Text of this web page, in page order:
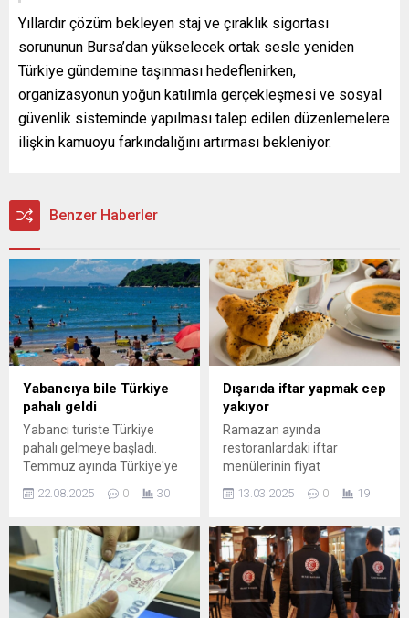
Yıllardır çözüm bekleyen staj ve çıraklık sigortası
sorununun Bursa’dan yükselecek ortak sesle yeniden
Türkiye gündemine taşınması hedeflenirken,
organizasyonun yoğun katılımla gerçekleşmesi ve sosyal
güvenlik sisteminde yapılması talep edilen düzenlemelere
ilişkin kamuoyu farkındalığını artırması bekleniyor.
Benzer Haberler
Yabancıya bile Türkiye
pahalı geldi
Yabancı turiste Türkiye
pahalı gelmeye başladı.
Temmuz ayında Türkiye'ye
gelen yabancı ziyaretçi
sayısı, geçen yılın aynı ayına
gösterdi.
22.08.2025 0 30
Dışarıda iftar yapmak cep
yakıyor
Ramazan ayında
restoranlardaki iftar
menülerinin fiyat
artışlarından halk şikayet
ediyor. Areda Piar
araştırma ise dışarıda iftar
yapmayı tercih edenlerin
büyük bir bölümünün
fiyatların yüksekliğinden
dolayı restoran seçiminde
13.03.2025 0 19